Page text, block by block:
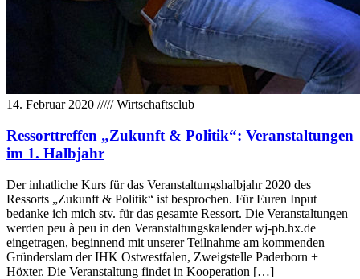
14. Februar 2020 /////Wirtschaftsclub
Ressorttreffen „Zukunft & Politik“: Veranstaltungen
im 1. Halbjahr
Der inhatliche Kurs für das Veranstaltungshalbjahr 2020 des
Ressorts „Zukunft & Politik“ ist besprochen. Für Euren Input
bedanke ich mich stv. für das gesamte Ressort. Die Veranstaltungen
werden peu à peu in den Veranstaltungskalender wj-pb.hx.de
eingetragen, beginnend mit unserer Teilnahme am kommenden
Gründerslam der IHK Ostwestfalen, Zweigstelle Paderborn +
Höxter. Die Veranstaltung findet in Kooperation […]